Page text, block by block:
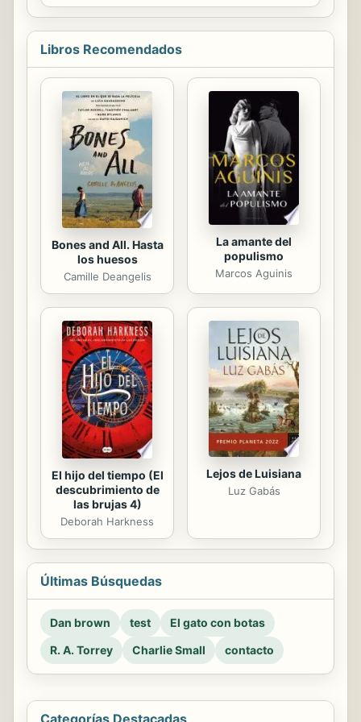
quiere subir la escalera corporativa
en su nueva compañía, tiene que
en Iowa. Y para hacer eso, va a
necesitar la ayuda de su viejo vecino
de al lado, Peter Clark. El chico lindo
al que ella realmente nunca superó.
Antes de perder a su padre, Peter
Clark había planeado una carrera
prestigiosa. Pero aquí sigue,
atrapado en su pequeña ...
Libros Recomendados
Bones and All. Hasta
los huesos
Camille Deangelis
La amante del
populismo
Marcos Aguinis
El hijo del tiempo (El
descubrimiento de
las brujas 4)
Deborah Harkness
Lejos de Luisiana
Luz Gabás
Últimas Búsquedas
Dan brown test
El gato con botas
R. A. Torrey
Charlie Small contacto
Categorías Destacadas